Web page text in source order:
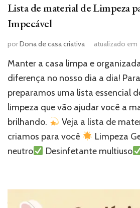
Lista de material de Limpeza
Impecável
porDona de casa criativa atualizado em
Manter a casa limpa e
diferença no nosso dia a dia!
preparamos uma lista essencial
limpeza que vão ajudar você a
brilhando.
Veja a lista de
criamos para você
Limpeza
neutro
Desinfetante multiuso